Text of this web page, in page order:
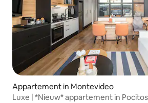
Appartement in Montevideo
Luxe | *Nieuw* appartement in